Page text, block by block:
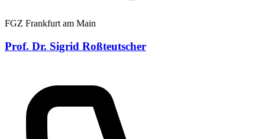
FGZ Frankfurt am Main
Prof. Dr. Sigrid Roßteutscher